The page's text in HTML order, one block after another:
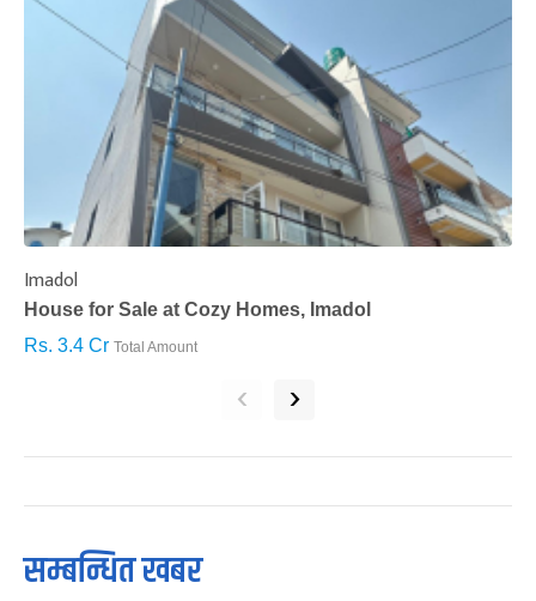
Imadol
House for Sale at Cozy Homes, Imadol
Rs. 3.4 Cr Total Amount
‹ ›
सम्बन्धित खबर